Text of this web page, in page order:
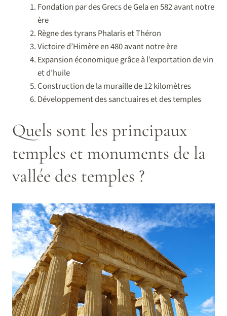
Fondation par des Grecs de Gela en 582 avant notre
ère
Règne des tyrans Phalaris et Théron
Victoire d’Himère en 480 avant notre ère
Expansion économique grâce à l’exportation de vin
et d’huile
Construction de la muraille de 12 kilomètres
Développement des sanctuaires et des temples
Quels sont les principaux
temples et monuments de la
vallée des temples ?